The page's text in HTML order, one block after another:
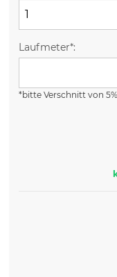
Laufmeter*:
*bitte Verschnitt von